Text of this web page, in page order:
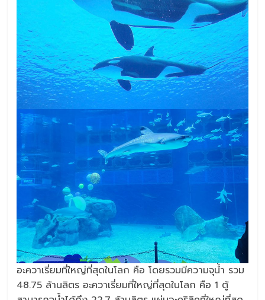
อะควาเรี่ยมที่ใหญ่ที่สุดในโลก คือ โดยรวมมีความจุน้ำ รวม
48.75 ล้านลิตร อะควาเรี่ยมที่ใหญ่ที่สุดในโลก คือ 1 ตู้